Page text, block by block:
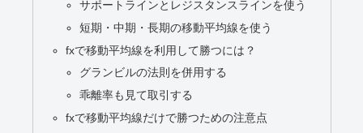
サポートラインとレジスタンスラインを使う
短期・中期・長期の移動平均線を使う
fxで移動平均線を利用して勝つには？
グランビルの法則を併用する
乖離率も見て取引する
fxで移動平均線だけで勝つための注意点